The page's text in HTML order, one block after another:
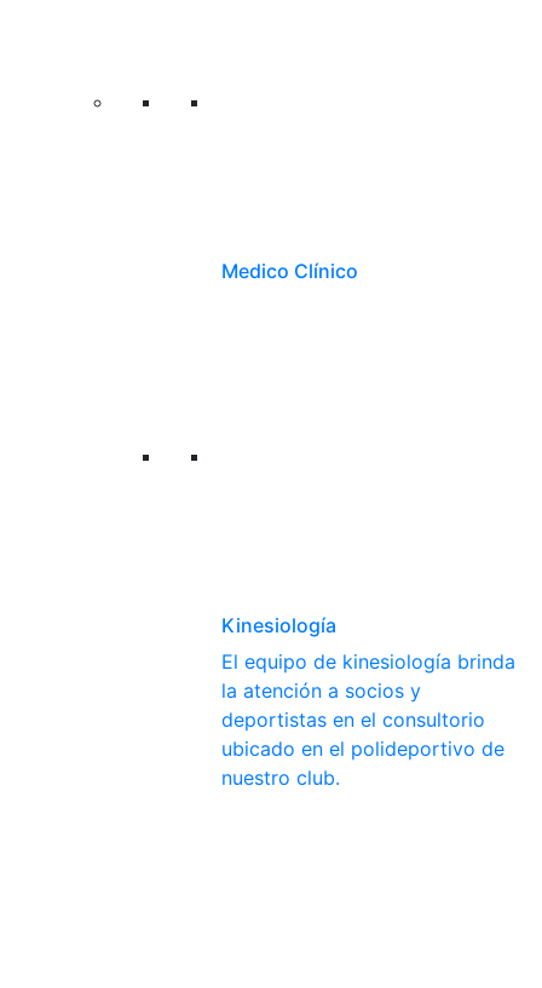
Medico Clínico
Kinesiología
El equipo de kinesiología brinda
la atención a socios y
deportistas en el consultorio
ubicado en el polideportivo de
nuestro club.